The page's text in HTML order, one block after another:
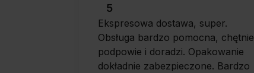
5
Ekspresowa dostawa, super.
Obsługa bardzo pomocna, chętnie
podpowie i doradzi. Opakowanie
dokładnie zabezpieczone. Bardzo